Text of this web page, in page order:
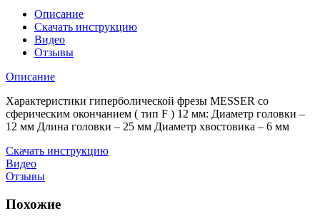
сферическим
окончанием
(тип
F)
Описание
Скачать инструкцию
Видео
Отзывы
Описание
Характеристики гиперболической фрезы MESSER со
сферическим окончанием ( тип F ) 12 мм: Диаметр головки –
12 мм Длина головки – 25 мм Диаметр хвостовика – 6 мм
Скачать инструкцию
Видео
Отзывы
Похожие